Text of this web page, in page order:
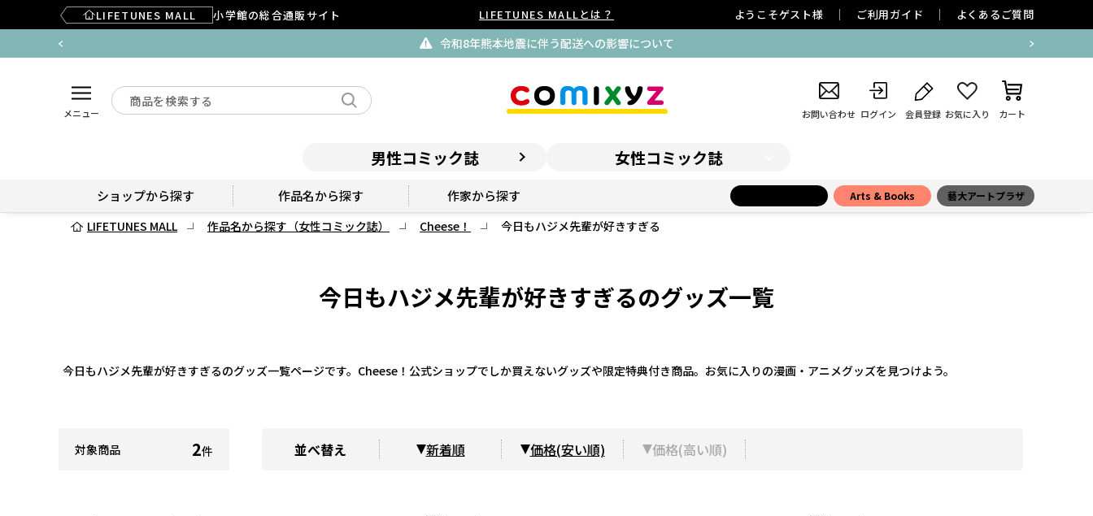
LIFETUNES MALL 小学館の総合通販サイト LIFETUNES MALLとは？ ようこそゲスト様 ご利用ガイド よくあるご質問
令和8年熊本地震に伴う配送への影響について
メニュー お問い合わせ ログイン 会員登録 お気に入り カート
男性コミック誌 女性コミック誌
ショップから探す 作品名から探す 作家から探す Arts & Books 藝大アートプラザ
LIFETUNES MALL 作品名から探す（女性コミック誌） Cheese！ 今日もハジメ先輩が好きすぎる
今日もハジメ先輩が好きすぎるのグッズ一覧
今日もハジメ先輩が好きすぎるのグッズ一覧ページです。Cheese！公式ショップでしか買えないグッズや限定特典付き商品。お気に入りの漫画・アニメグッズを見つけよう。
対象商品 2件 並べ替え 新着順 価格(安い順) 価格(高い順)